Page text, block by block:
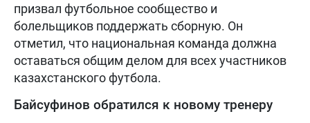
призвал футбольное сообщество и
болельщиков поддержать сборную. Он
отметил, что национальная команда должна
оставаться общим делом для всех участников
казахстанского футбола.
Байсуфинов обратился к новому тренеру